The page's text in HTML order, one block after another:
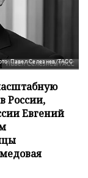
Павел Селезнев/ТАСС
России,
Евгений